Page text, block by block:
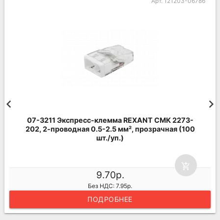
07-3211 Экспресс-клемма REXANT СМК 2273-
202, 2-проводная 0.5-2.5 мм², прозрачная (100
шт./уп.)
add_shopping_cart
9.70р.
Без НДС: 7.95р.
ПОДРОБНЕЕ